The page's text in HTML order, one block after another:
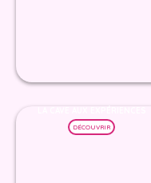
DÉCOUVRIR